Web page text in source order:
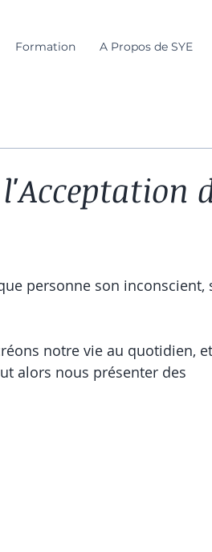
Formation A Propos de SYE
personne son inconscient,
notre vie au quotidien,
alors nous présenter des